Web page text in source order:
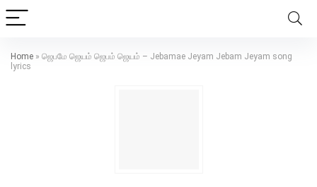
Home » ஜெபமே ஜெயம் ஜெபம் ஜெயம் – Jebamae Jeyam Jebam Jeyam song
lyrics